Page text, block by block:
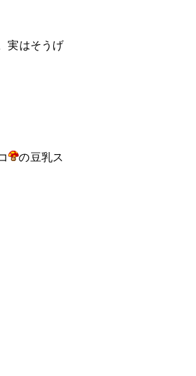
実はそうげ
の豆乳ス